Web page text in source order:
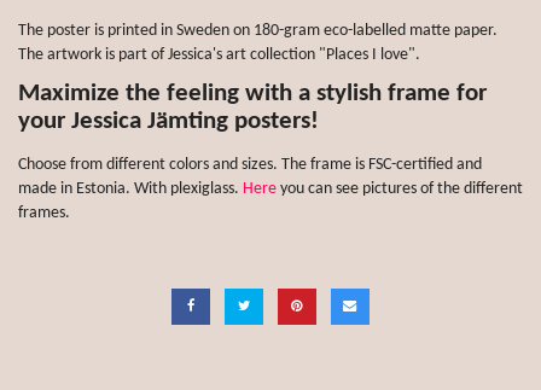
The poster is printed in Sweden on 180-gram eco-labelled matte paper.
The artwork is part of Jessica's art collection "Places I love".
Maximize the feeling with a stylish frame for
your Jessica Jämting posters!
Choose from different colors and sizes. The frame is FSC-certified and
made in Estonia. With plexiglass. Here you can see pictures of the different
frames.